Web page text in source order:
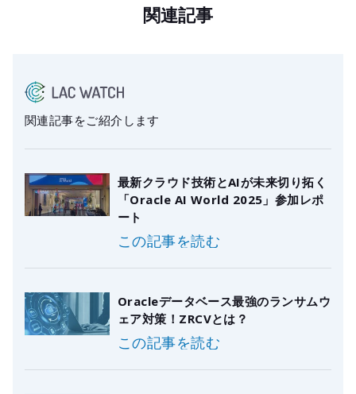
関連記事
関連記事をご紹介します
最新クラウド技術とAIが未来切り拓く
「Oracle AI World 2025」参加レポ
ート
この記事を読む
Oracleデータベース最強のランサムウ
ェア対策！ZRCVとは？
この記事を読む